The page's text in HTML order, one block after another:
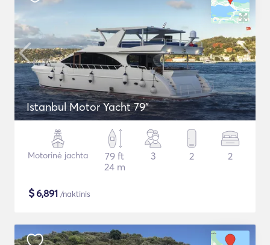
Istanbul Motor Yacht 79"
Motorinė jachta
79 ft
24 m
3 2 2
$6,891 /naktinis